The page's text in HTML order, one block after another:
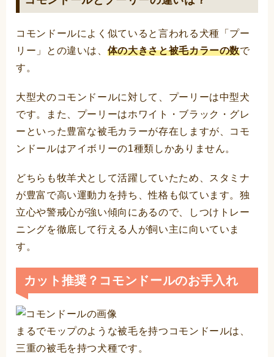
コモンドールによく似ていると言われる犬種「プー
リー」との違いは、 体の大きさと被毛カラーの数で
す。
大型犬のコモンドールに対して、プーリーは中型犬
です。また、プーリーはホワイト・ブラック・グレ
ーといった豊富な被毛カラーが存在しますが、コモ
ンドールはアイボリーの1種類しかありません。
どちらも牧羊犬として活躍していたため、スタミナ
が豊富で高い運動力を持ち、性格も似ています。独
立心や警戒心が強い傾向にあるので、しつけトレー
ニングを徹底して行える人が飼い主に向いていま
す。
カット推奨？コモンドールのお手入れ
まるでモップのような被毛を持つコモンドールは、
三重の被毛を持つ犬種です。